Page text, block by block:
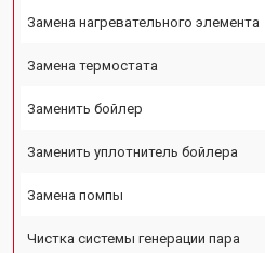
Замена нагревательного элемента
Замена термостата
Заменить бойлер
Заменить уплотнитель бойлера
Замена помпы
Чистка системы генерации пара